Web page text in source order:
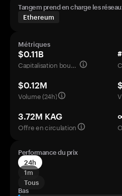
Tangem prend en charge les
Ethereum
Métriques
$0.11B
Capitalisation boursière
$0.12M
Volume (24h)
3.72M KAG
Offre en circulation
Performance du prix
24h
1m
Tous
Bas